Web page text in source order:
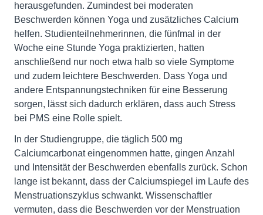
herausgefunden. Zumindest bei moderaten
Beschwerden können Yoga und zusätzliches Calcium
helfen. Studienteilnehmerinnen, die fünfmal in der
Woche eine Stunde Yoga praktizierten, hatten
anschließend nur noch etwa halb so viele Symptome
und zudem leichtere Beschwerden. Dass Yoga und
andere Entspannungstechniken für eine Besserung
sorgen, lässt sich dadurch erklären, dass auch Stress
bei PMS eine Rolle spielt.
In der Studiengruppe, die täglich 500 mg
Calciumcarbonat eingenommen hatte, gingen Anzahl
und Intensität der Beschwerden ebenfalls zurück. Schon
lange ist bekannt, dass der Calciumspiegel im Laufe des
Menstruationszyklus schwankt. Wissenschaftler
vermuten, dass die Beschwerden vor der Menstruation